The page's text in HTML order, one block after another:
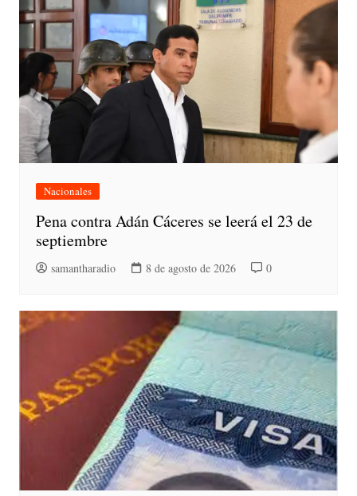
Nacionales
Pena contra Adán Cáceres se leerá el 23 de
septiembre
samantharadio 8 de agosto de 2026 0